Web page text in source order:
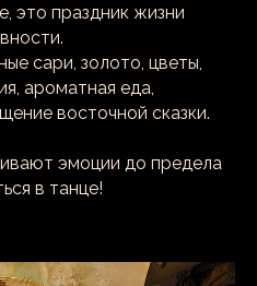
это праздник жизни
сари, золото, цветы,
ароматная еда,
восточной сказки.
эмоции до предела
в танце!